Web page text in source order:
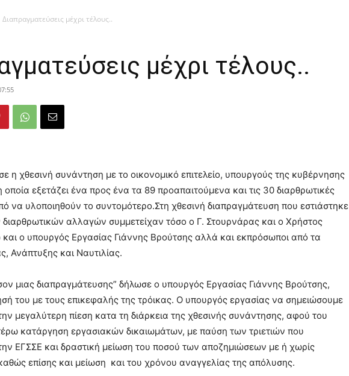
Διαπραγματεύσεις μέχρι τέλους..
μέχρι τέλους..
η χθεσινή συνάντηση με το οικονομικό επιτελείο, υπουργούς της κυβέρνησης
οποία εξετάζει ένα προς ένα τα 89 προαπαιτούμενα και τις 30 διαρθρωτικές
να υλοποιηθούν το συντομότερο.Στη χθεσινή διαπραγμάτευση που εστιάστηκε
διαρθρωτικών αλλαγών συμμετείχαν τόσο ο Γ. Στουρνάρας και ο Χρήστος
και ο υπουργός Εργασίας Γιάννης Βρούτσης αλλά και εκπρόσωποι από τα
Ανάπτυξης και Ναυτιλίας.
μιας διαπραγμάτευσης” δήλωσε ο υπουργός Εργασίας Γιάννης Βρούτσης,
του με τους επικεφαλής της τρόικας. Ο υπουργός εργασίας να σημειώσουμε
μεγαλύτερη πίεση κατα τη διάρκεια της χθεσινής συνάντησης, αφού του
κατάργηση εργασιακών δικαιωμάτων, με παύση των τριετιών που
ΕΓΣΣΕ και δραστική μείωση του ποσού των αποζημιώσεων με ή χωρίς
επίσης και μείωση και του χρόνου αναγγελίας της απόλυσης.